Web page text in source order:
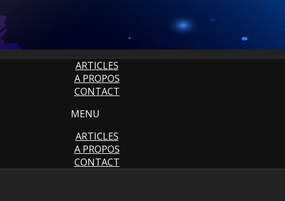
ARTICLES
A PROPOS
CONTACT
MENU
ARTICLES
A PROPOS
CONTACT